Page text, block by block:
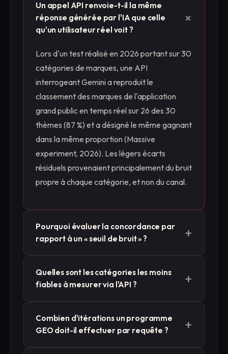
Un appel API renvoie-t-il la même
réponse générée par l'IA que celle
qu'un utilisateur réel voit ?
+
Lors d'un test réalisé en 2026 portant sur 30
catégories de marques, une API
interrogeant Gemini a reproduit le
classement des marques de l'application
grand public en temps réel sur 26 des 30
thèmes (87 %) et a désigné le même gagnant
dans la même proportion (Massive
experiment, 2026). Les légers écarts
résiduels provenaient principalement du bruit
propre à chaque catégorie, et non du canal.
Pourquoi évaluer la concordance par
rapport à un « seuil de bruit » ?
+
déterministes ; ainsi, une même instruction
Chaque canal présente donc une
incohérence interne. Cette incohérence
Quelles sont les catégories les moins
fiables à mesurer via l'API ?
+
de grande consommation » ont été les plus
fluctuantes lors de notre test de 2026, et les
Combien d'itérations un programme
GEO doit-il effectuer par requête ?
+